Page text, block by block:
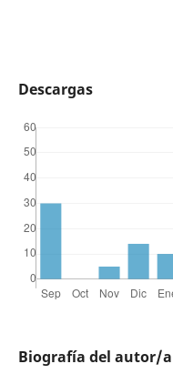
Descargas
Biografía del autor/a